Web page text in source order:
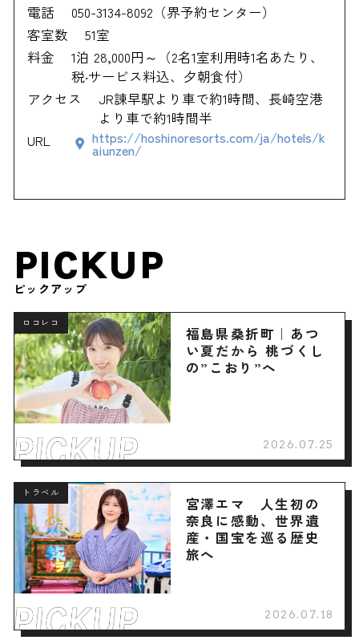
電話
050-3134-8092（界予約センター）
客室数
51室
料金
1泊 28,000円～（2名1室利用時1名あたり、
税‧サービス料込、夕朝食付）
アクセス
JR諫早駅より車で約1時間、長崎空港
より車で約1時間半
URL
https://hoshinoresorts.com/ja/hotels/k
aiunzen/
PICKUP
ピックアップ
ロコレコ
福島県桑折町｜あつ
い夏だから 桃づくし
の”こおり”へ
2026.07.25
トラベル
宮澤エマ 人生初の
奈良に感動、世界遺
産・国宝を巡る歴史
旅へ
2026.07.18